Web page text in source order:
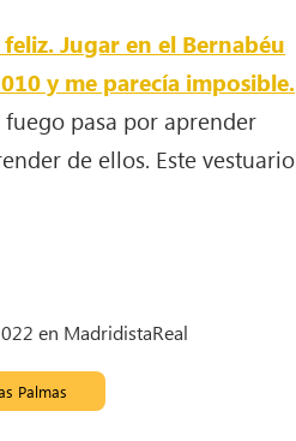
Jugar en el Bernabéu
y me parecía imposible.
pasa por aprender
de ellos. Este vestuario
en MadridistaReal
Palmas